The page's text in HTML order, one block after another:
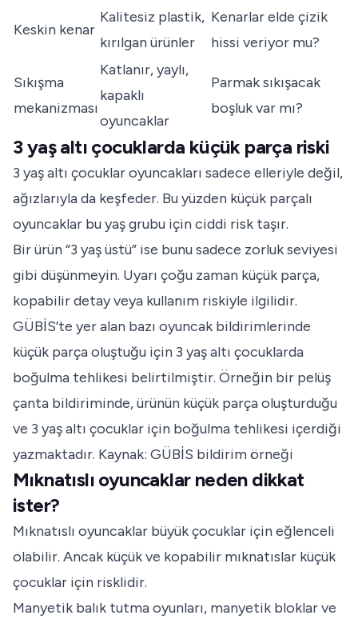
Keskin kenar
Kalitesiz plastik,
kırılgan ürünler
Kenarlar elde çizik
hissi veriyor mu?
Sıkışma
mekanizması
Katlanır, yaylı,
kapaklı
oyuncaklar
Parmak sıkışacak
boşluk var mı?
3 yaş altı çocuklarda küçük parça riski
3 yaş altı çocuklar oyuncakları sadece elleriyle değil,
ağızlarıyla da keşfeder. Bu yüzden küçük parçalı
oyuncaklar bu yaş grubu için ciddi risk taşır.
Bir ürün “3 yaş üstü” ise bunu sadece zorluk seviyesi
gibi düşünmeyin. Uyarı çoğu zaman küçük parça,
kopabilir detay veya kullanım riskiyle ilgilidir.
GÜBİS’te yer alan bazı oyuncak bildirimlerinde
küçük parça oluştuğu için 3 yaş altı çocuklarda
boğulma tehlikesi belirtilmiştir. Örneğin bir pelüş
çanta bildiriminde, ürünün küçük parça oluşturduğu
ve 3 yaş altı çocuklar için boğulma tehlikesi içerdiği
yazmaktadır. Kaynak: GÜBİS bildirim örneği
Mıknatıslı oyuncaklar neden dikkat
ister?
Mıknatıslı oyuncaklar büyük çocuklar için eğlenceli
olabilir. Ancak küçük ve kopabilir mıknatıslar küçük
çocuklar için risklidir.
Manyetik balık tutma oyunları, manyetik bloklar ve